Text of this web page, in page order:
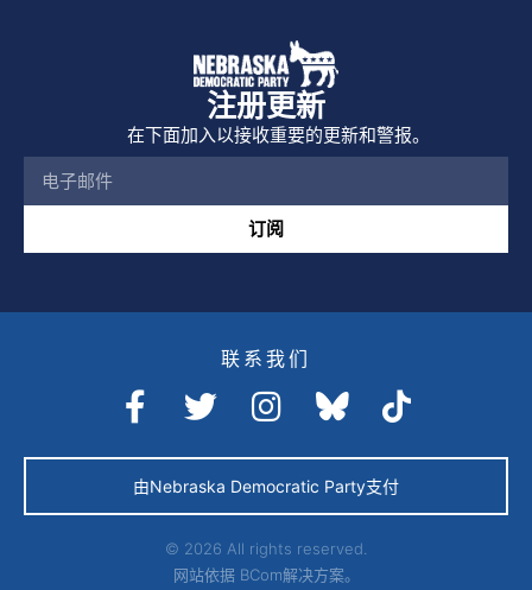
注册更新
在下面加入以接收重要的更新和警报。
订阅
联系我们
由Nebraska Democratic Party支付
© 2026 All rights reserved.
网站依据 BCom解决方案。